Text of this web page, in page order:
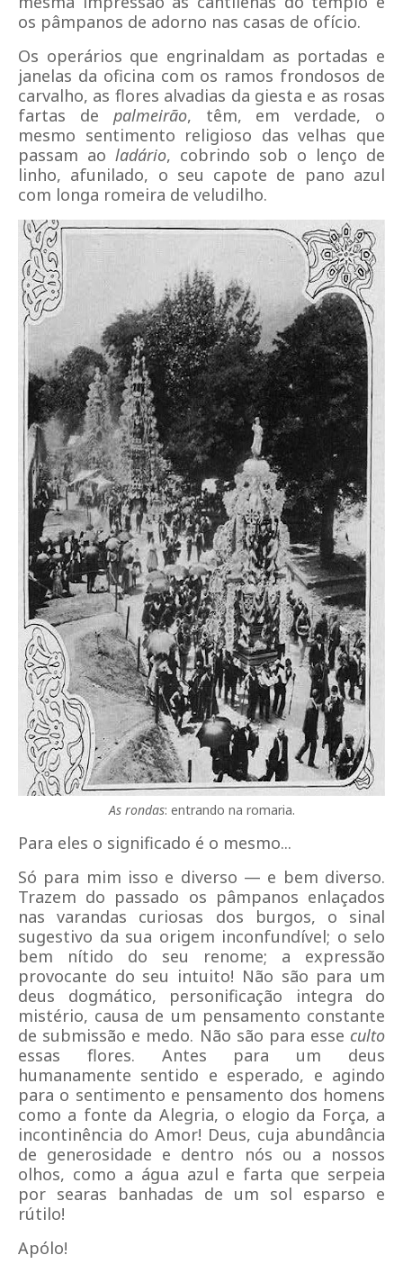
os pâmpanos de adorno nas casas de ofício.
Os operários que engrinaldam as portadas e
janelas da oficina com os ramos frondosos de
carvalho, as flores alvadias da giesta e as rosas
fartas de palmeirão, têm, em verdade, o
mesmo sentimento religioso das velhas que
passam ao ladário, cobrindo sob o lenço de
linho, afunilado, o seu capote de pano azul
com longa romeira de veludilho.
As rondas: entrando na romaria.
Para eles o significado é o mesmo...
Só para mim isso e diverso — e bem diverso.
Trazem do passado os pâmpanos enlaçados
nas varandas curiosas dos burgos, o sinal
sugestivo da sua origem inconfundível; o selo
bem nítido do seu renome; a expressão
provocante do seu intuito! Não são para um
deus dogmático, personificação integra do
mistério, causa de um pensamento constante
de submissão e medo. Não são para esse culto
essas flores. Antes para um deus
humanamente sentido e esperado, e agindo
para o sentimento e pensamento dos homens
como a fonte da Alegria, o elogio da Força, a
incontinência do Amor! Deus, cuja abundância
de generosidade e dentro nós ou a nossos
olhos, como a água azul e farta que serpeia
por searas banhadas de um sol esparso e
rútilo!
Apólo!